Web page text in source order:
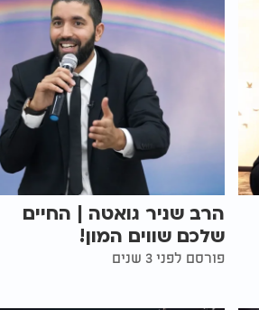
הרב שניר גואטה | החיים
שלכם שווים המון!
פורסם לפני 3 שנים